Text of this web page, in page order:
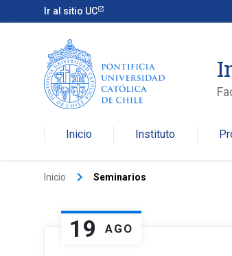
Ir al sitio UC
Inicio Instituto
Inicio keyboard_arrow_right Seminarios
19 AGO